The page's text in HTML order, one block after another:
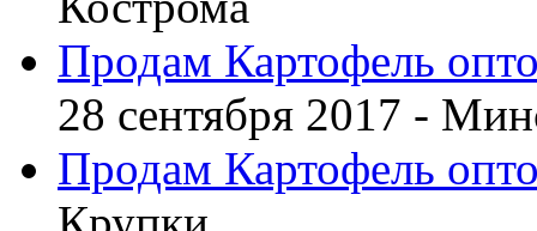
Продам Картофель
28 сентября 2017 -
Продам Картофель